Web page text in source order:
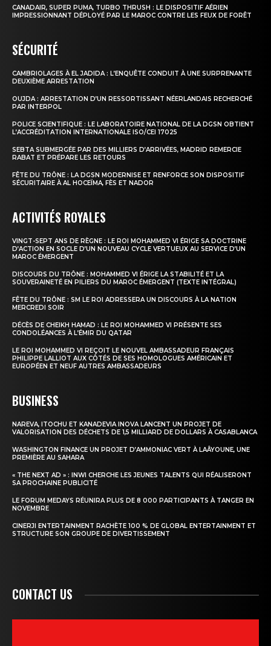
CANADAIR, SUPER PUMA, TURBO THRUSH : LE DISPOSITIF AÉRIEN
IMPRESSIONNANT DÉPLOYÉ PAR LE MAROC CONTRE LES FEUX DE FORÊT
SÉCURITÉ
CAMBRIOLAGES À EL JADIDA : L’ENQUÊTE CONDUIT À UNE SURPRENANTE
DEUXIÈME ARRESTATION
OUJDA : ARRESTATION D’UN RESSORTISSANT NÉERLANDAIS RECHERCHÉ
PAR INTERPOL
POLICE SCIENTIFIQUE : LE LABORATOIRE NATIONAL DE LA DGSN OBTIENT
L’ACCRÉDITATION INTERNATIONALE ISO/CEI 17025
SEBTA SUBMERGÉE PAR DES MILLIERS D’ARRIVÉES, MADRID REMERCIE
RABAT ET PRÉPARE LES RETOURS
FÊTE DU TRÔNE : LA DGSN MODERNISE ET RENFORCE SON DISPOSITIF
SÉCURITAIRE À AL HOCEÏMA, FÈS ET NADOR
ACTIVITÉS ROYALES
VINGT-SEPT ANS DE RÈGNE : LE ROI MOHAMMED VI ÉRIGE SA DOCTRINE
D’ACTION EN SOCLE D’UN NOUVEAU CYCLE VERTUEUX AU SERVICE D’UN
MAROC ÉMERGENT
DISCOURS DU TRÔNE : MOHAMMED VI ÉRIGE LA STABILITÉ ET LA
SOUVERAINETÉ EN PILIERS DU MAROC ÉMERGENT (TEXTE INTÉGRAL)
FÊTE DU TRÔNE : SM LE ROI ADRESSERA UN DISCOURS À LA NATION
MERCREDI SOIR
DÉCÈS DE CHEIKH HAMAD : LE ROI MOHAMMED VI PRÉSENTE SES
CONDOLÉANCES À L’ÉMIR DU QATAR
LE ROI MOHAMMED VI REÇOIT LE NOUVEL AMBASSADEUR FRANÇAIS
PHILIPPE LALLIOT AUX CÔTÉS DE SES HOMOLOGUES AMÉRICAIN ET
EUROPÉEN ET NEUF AUTRES AMBASSADEURS
BUSINESS
NAREVA, ITOCHU ET KANADEVIA INOVA LANCENT UN PROJET DE
VALORISATION DES DÉCHETS DE 1,5 MILLIARD DE DOLLARS À CASABLANCA
WASHINGTON FINANCE UN PROJET D’AMMONIAC VERT À LAÂYOUNE, UNE
PREMIÈRE AU SAHARA
« THE NEXT AD » : INWI CHERCHE LES JEUNES TALENTS QUI RÉALISERONT
SA PROCHAINE PUBLICITÉ
LE FORUM MEDAYS RÉUNIRA PLUS DE 8 000 PARTICIPANTS À TANGER EN
NOVEMBRE
CINERJI ENTERTAINMENT RACHÈTE 100 % DE GLOBAL ENTERTAINMENT ET
STRUCTURE SON GROUPE DE DIVERTISSEMENT
CONTACT US